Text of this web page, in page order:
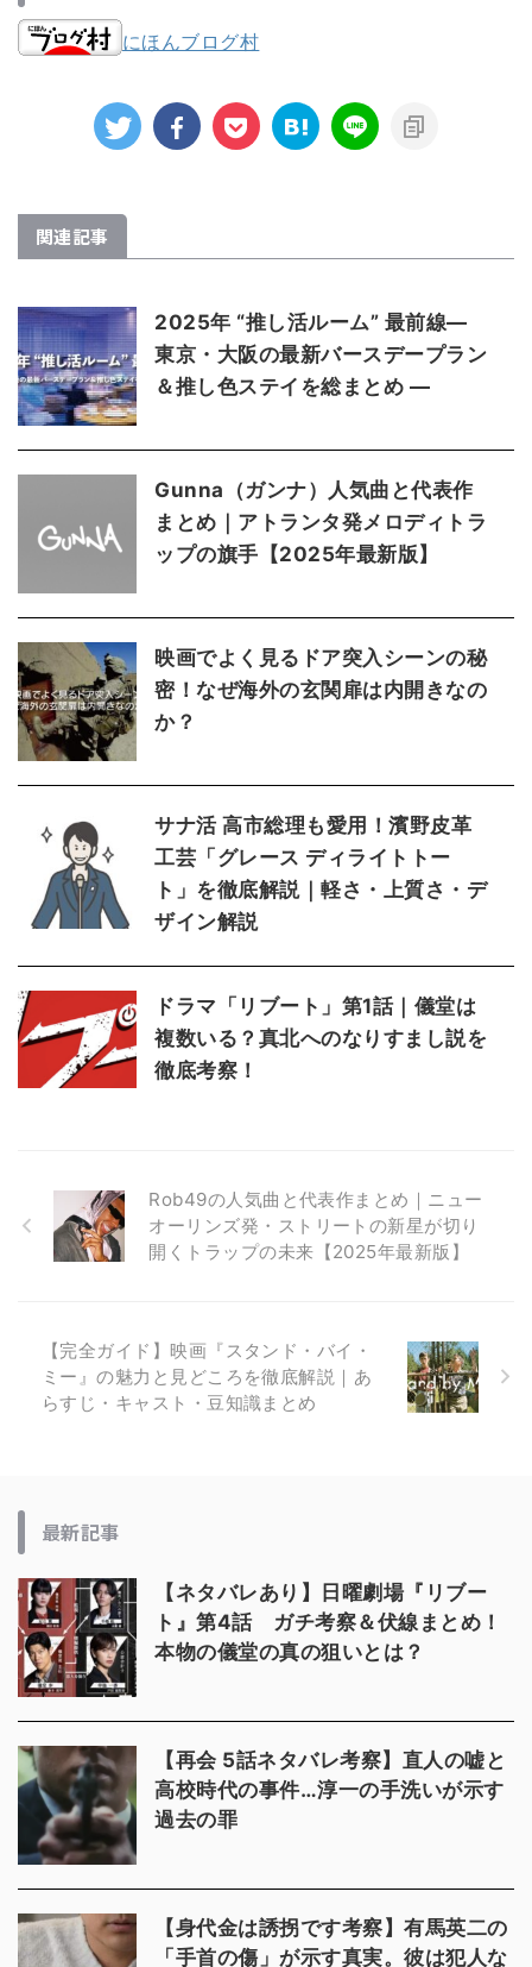
にほんブログ村
関連記事
2025年 “推し活ルーム” 最前線―
東京・大阪の最新バースデープラン
＆推し色ステイを総まとめ ―
Gunna（ガンナ）人気曲と代表作
まとめ｜アトランタ発メロディトラ
ップの旗手【2025年最新版】
映画でよく見るドア突入シーンの秘
密！なぜ海外の玄関扉は内開きなの
か？
サナ活 高市総理も愛用！濱野皮革
工芸「グレース ディライトトー
ト」を徹底解説｜軽さ・上質さ・デ
ザイン解説
ドラマ「リブート」第1話｜儀堂は
複数いる？真北へのなりすまし説を
徹底考察！
Rob49の人気曲と代表作まとめ｜ニュー
オーリンズ発・ストリートの新星が切り
開くトラップの未来【2025年最新版】
【完全ガイド】映画『スタンド・バイ・
ミー』の魅力と見どころを徹底解説｜あ
らすじ・キャスト・豆知識まとめ
最新記事
【ネタバレあり】日曜劇場『リブー
ト』第4話 ガチ考察＆伏線まとめ！
本物の儀堂の真の狙いとは？
【再会 5話ネタバレ考察】直人の嘘と
高校時代の事件…淳一の手洗いが示す
過去の罪
【身代金は誘拐です考察】有馬英二の
「手首の傷」が示す真実。彼は犯人な